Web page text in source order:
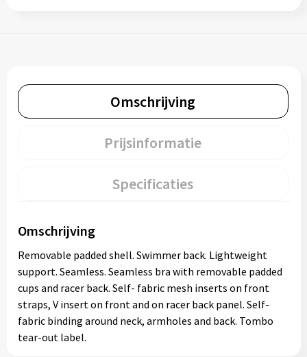
Omschrijving
Prijsinformatie
Specificaties
Omschrijving
Removable padded shell. Swimmer back. Lightweight
support. Seamless. Seamless bra with removable padded
cups and racer back. Self- fabric mesh inserts on front
straps, V insert on front and on racer back panel. Self-
fabric binding around neck, armholes and back. Tombo
tear-out label.